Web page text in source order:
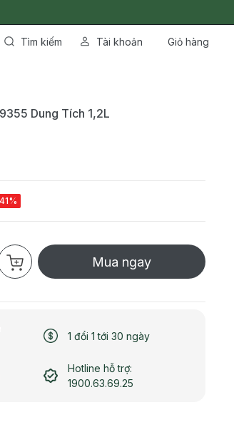
Tìm kiếm Tài khoản Giỏ hàng
Dung Tích 1,2L
Mua ngay
1 đổi 1 tới 30 ngày
Hotline hỗ trợ:
1900.63.69.25